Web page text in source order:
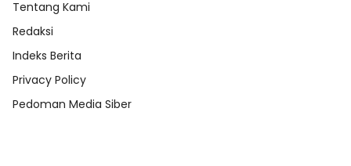
Tentang Kami
Redaksi
Indeks Berita
Privacy Policy
Pedoman Media Siber